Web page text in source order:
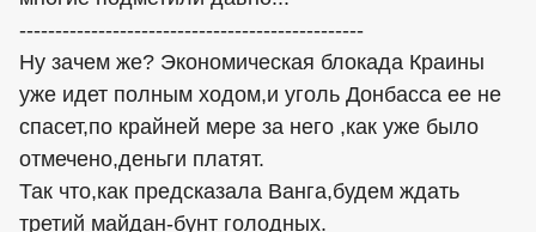
------------------------------------------------
Ну зачем же? Экономическая блокада Краины
уже идет полным ходом,и уголь Донбасса ее не
спасет,по крайней мере за него ,как уже было
отмечено,деньги платят.
Так что,как предсказала Ванга,будем ждать
третий майдан-бунт голодных.